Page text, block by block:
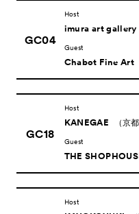
GC04
Host
imura art gallery
Guest
Chabot Fine Art
GC18
Host
KANEGAE （京都
Guest
THE
Host